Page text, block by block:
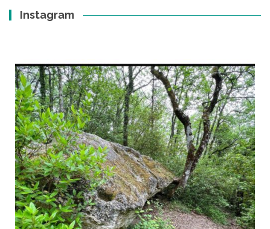
Instagram